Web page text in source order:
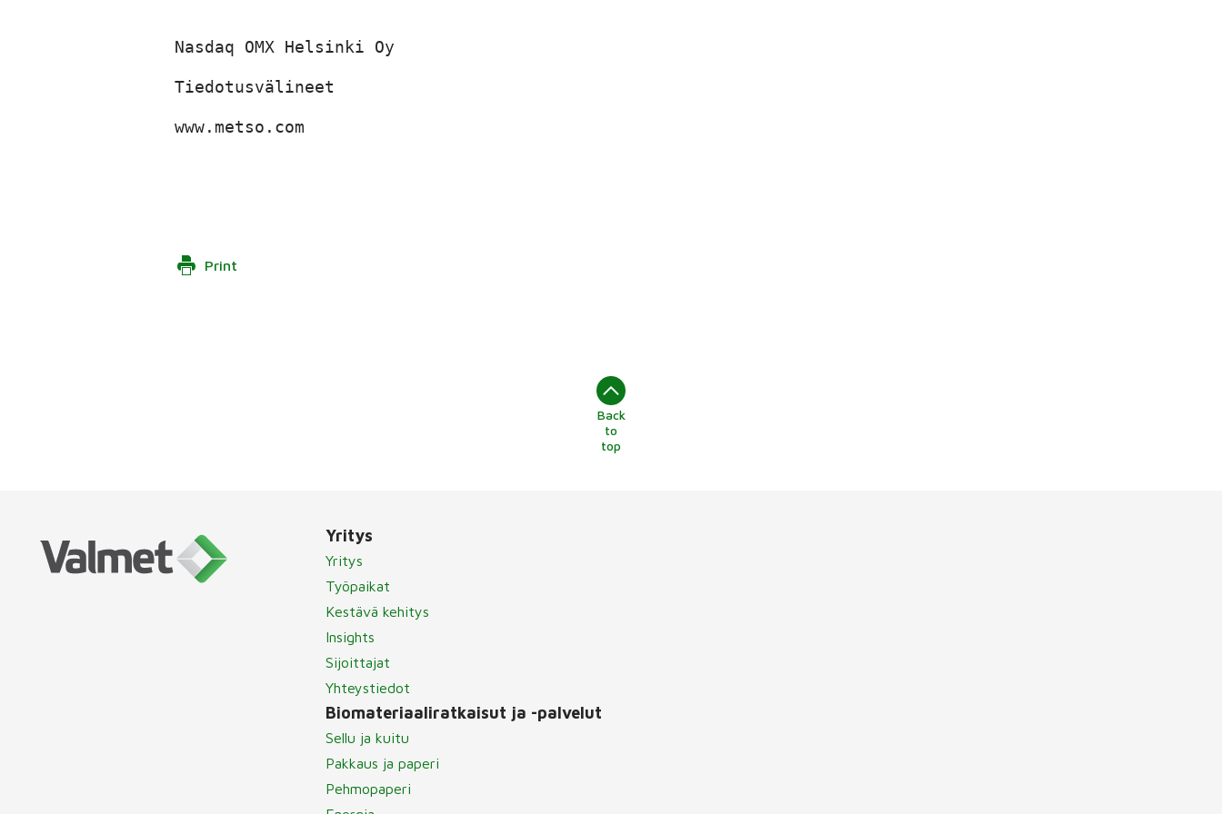
Nasdaq OMX Helsinki Oy
Tiedotusvälineet
www.metso.com
Print
Back
to
top
Yritys
Yritys
Työpaikat
Kestävä kehitys
Insights
Sijoittajat
Yhteystiedot
Biomateriaaliratkaisut ja -palvelut
Sellu ja kuitu
Pakkaus ja paperi
Pehmopaperi